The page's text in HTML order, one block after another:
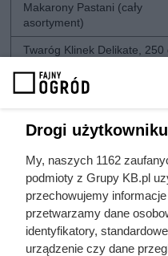
Makarony Pastani (cały
asortyment)
Twaróg Klinek Delikate, 250
Kapsułki Delta
Drogi
My, naszych 1162
podmioty z Grupy KB.pl
przechowujemy
przetwarzamy dane
identyfikatory,
urządzenie czy dane